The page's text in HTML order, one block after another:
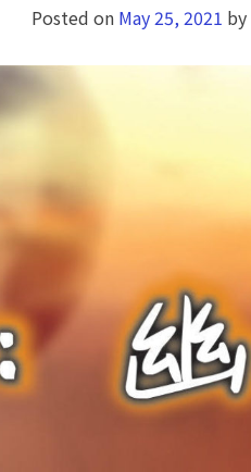
Posted on May 25, 2021 by